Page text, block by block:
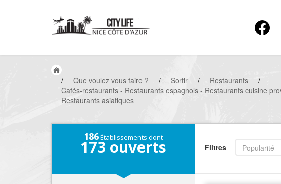
/ Que voulez vous faire ? / Sortir / Restaurants
/
Cafés-restaurants - Restaurants espagnols - Restaurants cuisine
Restaurants asiatiques
186Établissements dont
173 ouverts Filtres Popularité